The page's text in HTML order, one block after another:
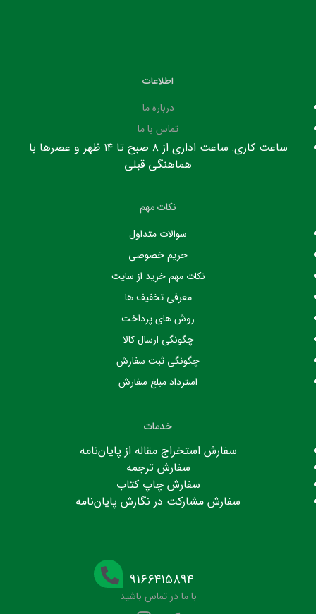
اطلاعات
درباره ما
تماس با ما
ساعت کاری: ساعت اداری از ۸ صبح تا ۱۴ ظهر و عصرها با
هماهنگی قبلی
نکات مهم
سوالات متداول
حریم خصوصی
نکات مهم خرید از سایت
معرفی تخفیف ها
روش های پرداخت
چگونگی ارسال کالا
چگونگی ثبت سفارش
استرداد مبلغ سفارش
خدمات
سفارش استخراج مقاله از پایان‌نامه
سفارش ترجمه
سفارش چاپ کتاب
سفارش مشارکت در نگارش پایان‌نامه
۹۱۶۶۴۱۵۸۹۴
با ما در تماس باشید